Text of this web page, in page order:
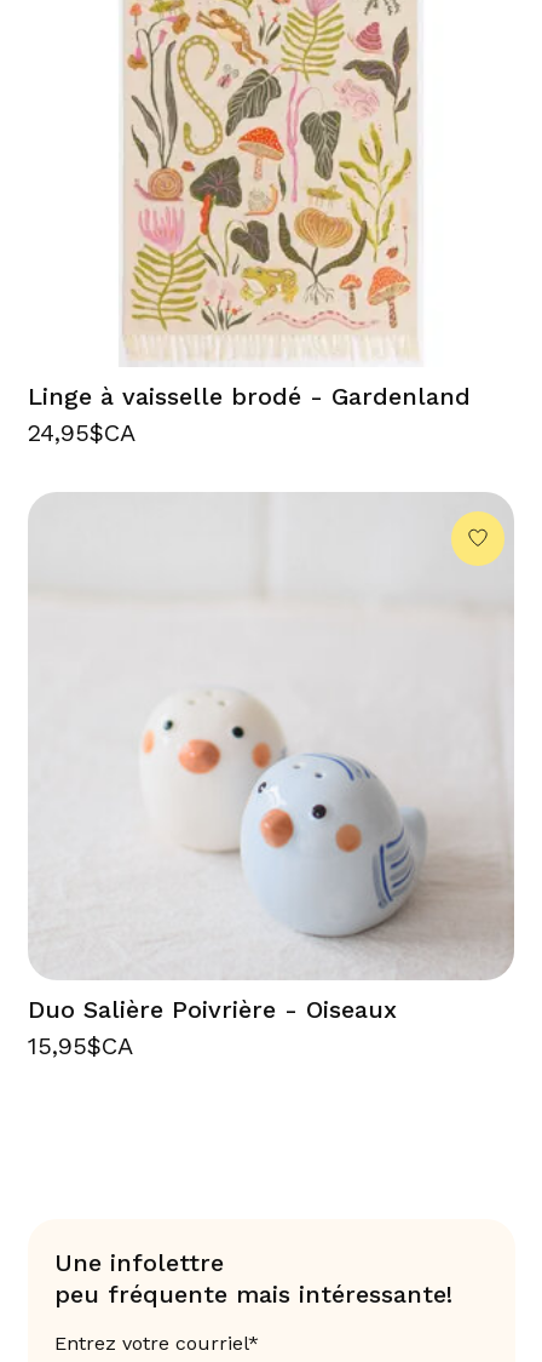
Linge à vaisselle brodé - Gardenland
24,95$CA
Duo Salière Poivrière - Oiseaux
15,95$CA
Une infolettre
peu fréquente mais intéressante!
Entrez votre courriel*